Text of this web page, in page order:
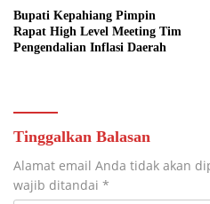
Bupati Kepahiang Pimpin
Rapat High Level Meeting Tim
Pengendalian Inflasi Daerah
Tinggalkan Balasan
Alamat email Anda tidak akan
wajib ditandai *